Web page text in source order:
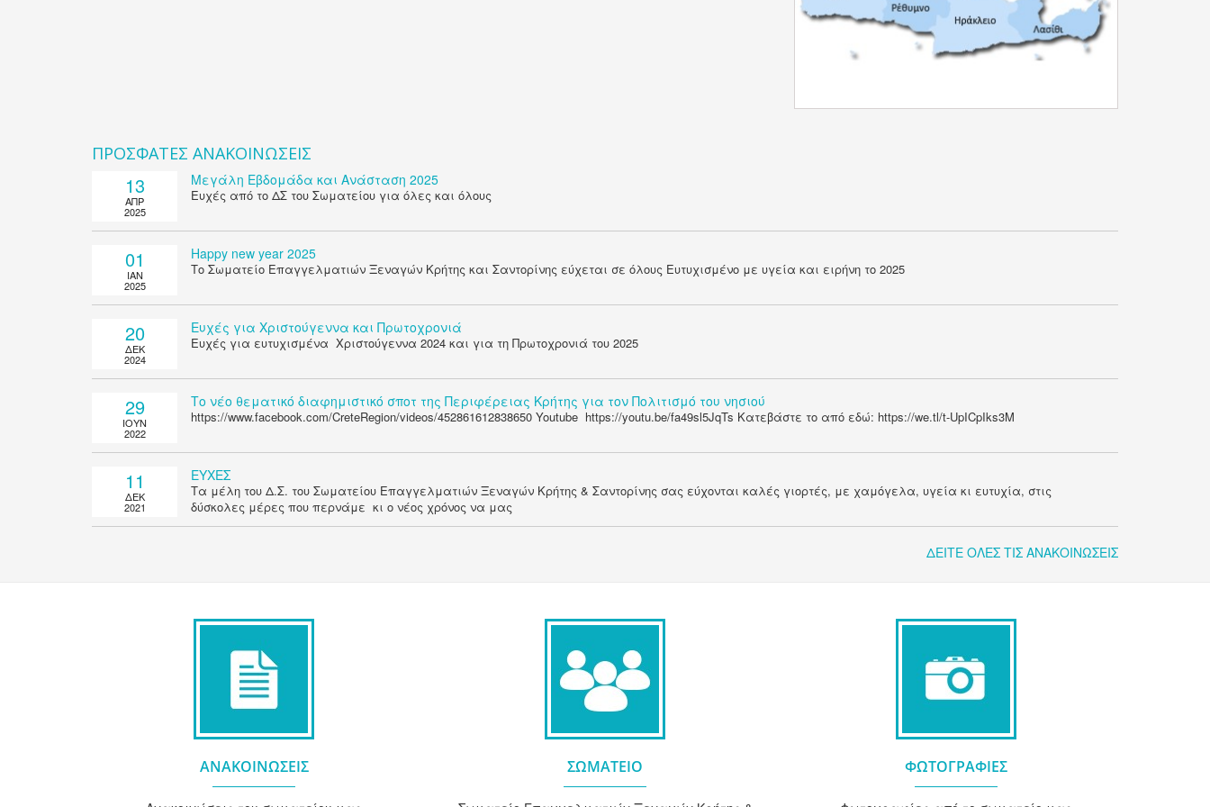
ΠΡΟΣΦΑΤΕΣ ΑΝΑΚΟΙΝΩΣΕΙΣ
13
ΑΠΡ
2025
Μεγάλη Εβδομάδα και Ανάσταση 2025
Ευχές από το ΔΣ του Σωματείου για όλες και όλους
01
ΙΑΝ
2025
Happy new year 2025
Το Σωματείο Επαγγελματιών Ξεναγών Κρήτης και Σαντορίνης εύχεται σε όλους Ευτυχισμένο με υγεία και ειρήνη το 2025
20
ΔΕΚ
2024
Ευχές για Χριστούγεννα και Πρωτοχρονιά
Ευχές για ευτυχισμένα Χριστούγεννα 2024 και για τη Πρωτοχρονιά του 2025
29
ΙΟΥΝ
2022
Το νέο θεματικό διαφημιστικό σποτ της Περιφέρειας Κρήτης για τον Πολιτισμό του νησιού
https://www.facebook.com/CreteRegion/videos/452861612838650 Youtube https://youtu.be/fa49sl5JqTs Κατεβάστε το από εδώ: https://we.tl/t-UpICpIks3M
11
ΔΕΚ
2021
ΕΥΧΕΣ
Τα μέλη του Δ.Σ. του Σωματείου Επαγγελματιών Ξεναγών Κρήτης & Σαντορίνης σας εύχονται καλές γιορτές, με χαμόγελα, υγεία κι ευτυχία, στις
δύσκολες μέρες που περνάμε κι ο νέος χρόνος να μας
ΔΕΙΤΕ ΟΛΕΣ ΤΙΣ ΑΝΑΚΟΙΝΩΣΕΙΣ
ΑΝΑΚΟΙΝΩΣΕΙΣ ΣΩΜΑΤΕΙΟ ΦΩΤΟΓΡΑΦΙΕΣ